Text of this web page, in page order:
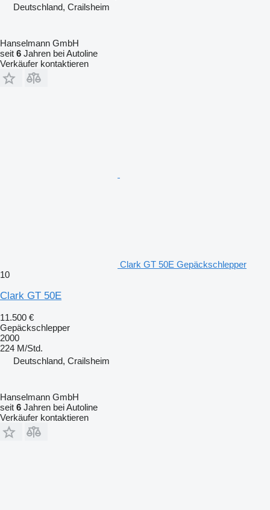
Deutschland, Crailsheim
Hanselmann GmbH
seit 6 Jahren bei Autoline
Verkäufer kontaktieren
Clark GT 50E Gepäckschlepper
10
Clark GT 50E
11.500 €
Gepäckschlepper
2000
224 M/Std.
Deutschland, Crailsheim
Hanselmann GmbH
seit 6 Jahren bei Autoline
Verkäufer kontaktieren